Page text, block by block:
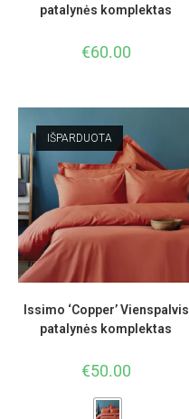
patalynės komplektas
€60.00
IŠPARDUOTA
Issimo ‘Copper’ Vienspalvis
patalynės komplektas
€50.00